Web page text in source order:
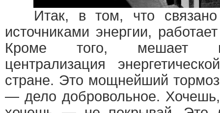
Итак, в том, что связано
источниками энергии,
Кроме того, мешает
централизация
стране. Это мощнейший
— дело добровольное.